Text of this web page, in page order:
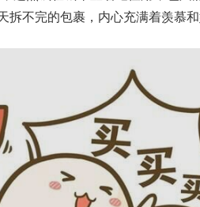
拆不完的包裹，内心充满着羡慕和